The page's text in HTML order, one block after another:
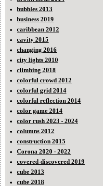
bubbles 2013
business 2019
caribbean 2012
cavity 2015
changing 2016
city lights 2010
climbing 2018
colorful crowd 2012
colorful grid 2014
colorful reflection 2014
color game 2014
color rush 2023 - 2024
columns 2012
construction 2015
Corona 2020 - 2022
covered-discovered 2019
cube 2013
cube 2018